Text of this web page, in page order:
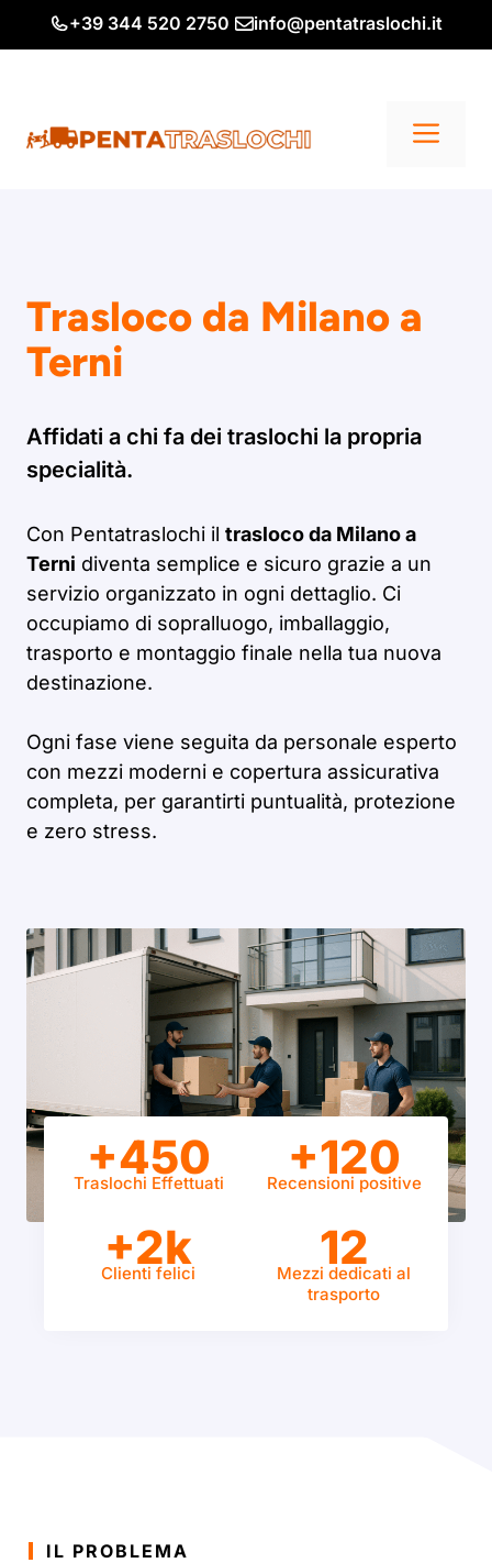
+39 344 520 2750 info@pentatraslochi.it
Trasloco da Milano a
Terni
Affidati a chi fa dei traslochi la propria
specialità.
Con Pentatraslochi il trasloco da Milano a
Terni diventa semplice e sicuro grazie a un
servizio organizzato in ogni dettaglio. Ci
occupiamo di sopralluogo, imballaggio,
trasporto e montaggio finale nella tua nuova
destinazione.
Ogni fase viene seguita da personale esperto
con mezzi moderni e copertura assicurativa
completa, per garantirti puntualità, protezione
e zero stress.
+450
Traslochi Effettuati +120
Recensioni positive
+2k
Clienti felici 12
Mezzi dedicati al
trasporto
IL PROBLEMA